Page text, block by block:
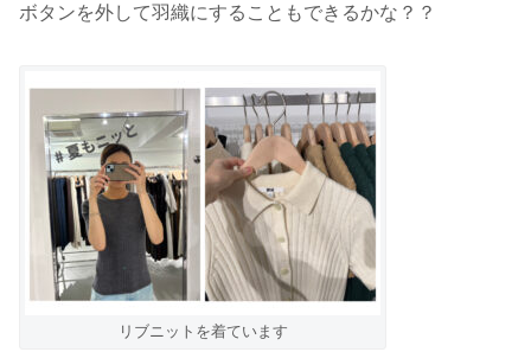
ボタンを外して羽織にすることもできるかな？？
リブニットを着ています